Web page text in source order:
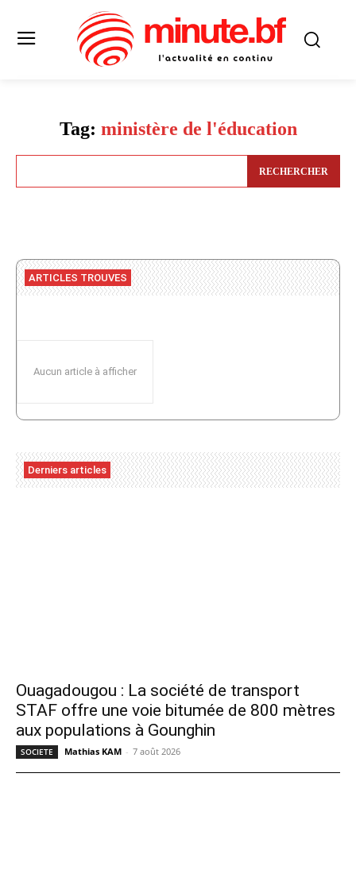
Tag: ministère de l'éducation
RECHERCHER
ARTICLES TROUVES
Aucun article à afficher
Derniers articles
Ouagadougou : La société de transport
STAF offre une voie bitumée de 800 mètres
aux populations à Gounghin
SOCIETE Mathias KAM - 7 août 2026